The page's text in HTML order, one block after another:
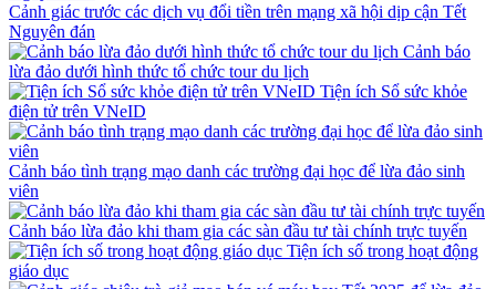
Cảnh giác trước các dịch vụ đổi tiền trên mạng xã hội dịp cận Tết
Nguyên đán
Cảnh báo
lừa đảo dưới hình thức tổ chức tour du lịch
Tiện ích Sổ sức khỏe
điện tử trên VNeID
Cảnh báo tình trạng mạo danh các trường đại học để lừa đảo sinh
viên
Cảnh báo lừa đảo khi tham gia các sàn đầu tư tài chính trực tuyến
Tiện ích số trong hoạt động
giáo dục